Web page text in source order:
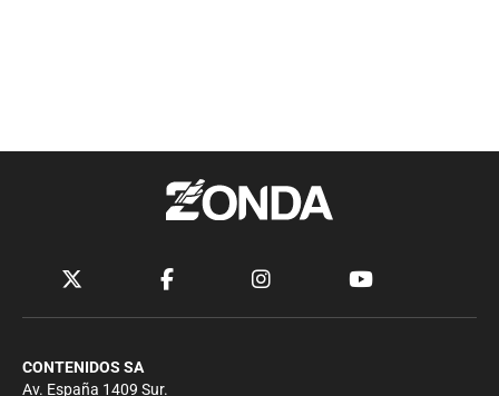
CONTENIDOS SA
Av. España 1409 Sur.